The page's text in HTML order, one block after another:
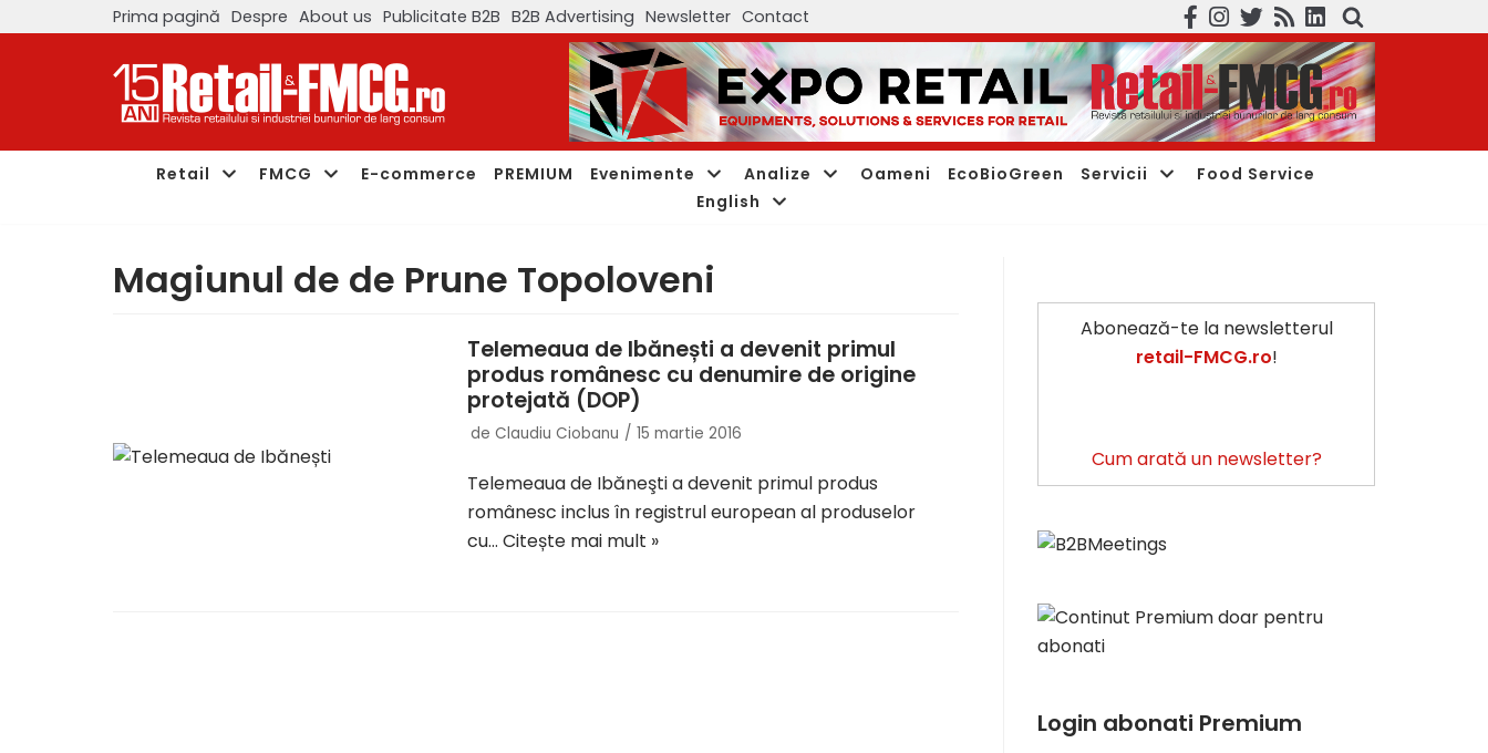
Prima pagină Despre About us Publicitate B2B B2B Advertising Newsletter Contact
Retail FMCG E-commerce PREMIUM Evenimente Analize Oameni EcoBioGreen Servicii
Food Service
English
Magiunul de de Prune Topoloveni
Telemeaua de Ibănești a devenit primul
produs românesc cu denumire de origine
protejată (DOP)
de Claudiu Ciobanu 15 martie 2016
Telemeaua de Ibăneşti a devenit primul produs
românesc inclus în registrul european al produselor
cu… Citește mai mult »
Abonează-te la newsletterul
retail-FMCG.ro!
Cum arată un newsletter?
Login abonati Premium